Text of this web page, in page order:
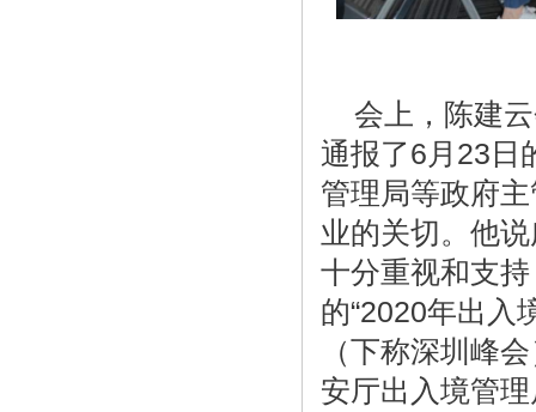
会上，陈建云
通报了6月23日
管理局等政府
业的关切。他
十分重视和支
的“2020年出入
（下称深圳峰
安厅出入境管